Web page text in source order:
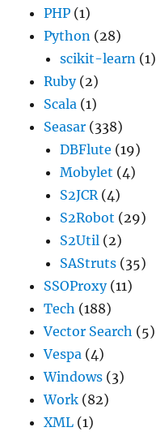
PHP (1)
Python (28)
scikit-learn (1)
Ruby(2)
Scala (1)
Seasar (338)
DBFlute (19)
Mobylet (4)
S2JCR(4)
S2Robot (29)
S2Util (2)
SAStruts (35)
SSOProxy(11)
Tech (188)
Vector Search (5)
Vespa (4)
Windows (3)
Work (82)
XML (1)